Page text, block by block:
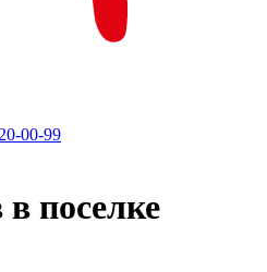
00-99
поселке